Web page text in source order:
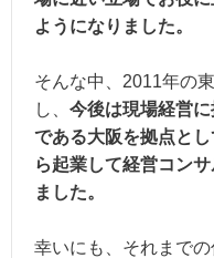
ようになりました。
そんな中、2011年の
し、 今後は現場経営
である大阪を拠点と
ら起業して経営コン
ました。
幸いにも、それまで